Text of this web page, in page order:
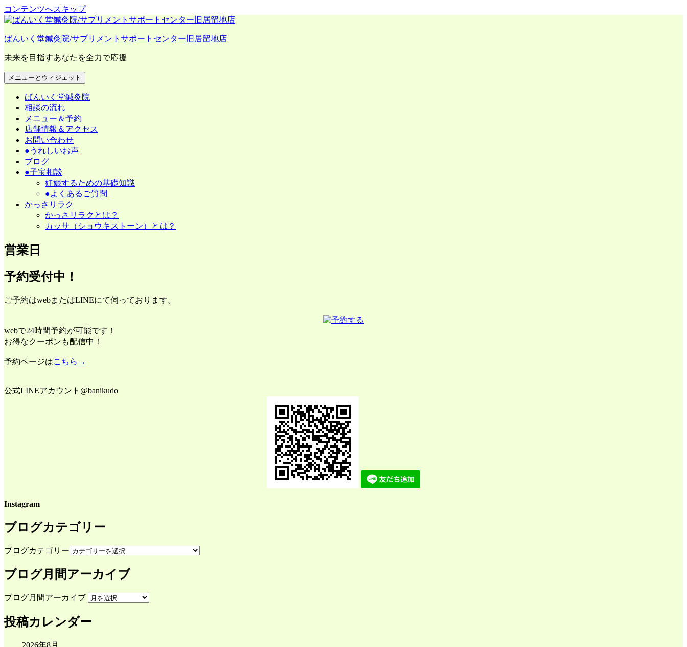
コンテンツへスキップ
ばんいく堂鍼灸院/サプリメントサポートセンター旧居留地店
未来を目指すあなたを全力で応援
メニューとウィジェット
ばんいく堂鍼灸院
相談の流れ
メニュー＆予約
店舗情報＆アクセス
お問い合わせ
●うれしいお声
ブログ
●子宝相談
妊娠するための基礎知識
●よくあるご質問
かっさリラク
かっさリラクとは？
カッサ（ショウキストーン）とは？
営業日
予約受付中！
ご予約はwebまたはLINEにて伺っております。
webで24時間予約が可能です！
お得なクーポンも配信中！
予約ページはこちら→
公式LINEアカウント@banikudo
Instagram
ブログカテゴリー
ブログカテゴリー
ブログ月間アーカイブ
ブログ月間アーカイブ
投稿カレンダー